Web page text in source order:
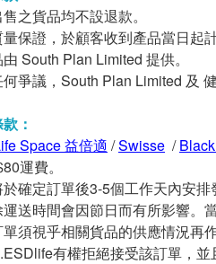
之貨品均不設退款。
保證，於顧客收到產品當日起
South Plan Limited 提供。
爭議，South Plan Limited 及
：
Space 益倍適 /Swisse /
運費。
確定訂單後3-5個工作天內安排
送時間會因節日而有所影響。
單須視乎相關貨品的供應情況再
有權拒絕接受該訂單，並